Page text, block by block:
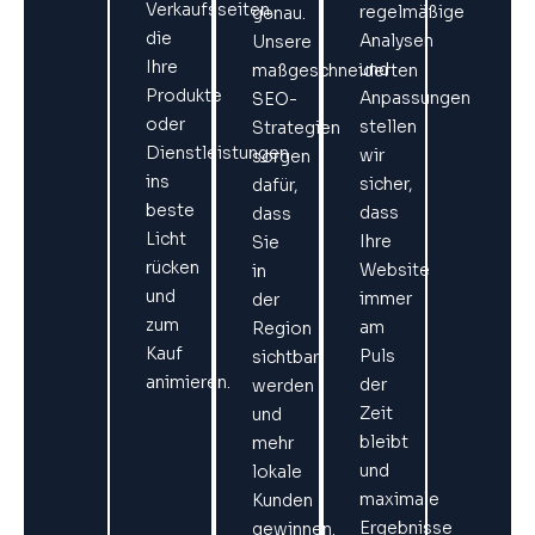
Verkaufsseiten,
die
Ihre
Produkte
oder
Dienstleistungen
ins
beste
Licht
rücken
und
zum
Kauf
animieren.
genau.
Unsere
maßgeschneiderten
SEO-
Strategien
sorgen
dafür,
dass
Sie
in
der
Region
sichtbar
werden
und
mehr
lokale
Kunden
gewinnen.
regelmäßige
Analysen
und
Anpassungen
stellen
wir
sicher,
dass
Ihre
Website
immer
am
Puls
der
Zeit
bleibt
und
maximale
Ergebnisse